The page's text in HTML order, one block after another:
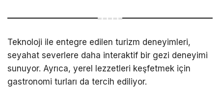
Teknoloji ile entegre edilen turizm deneyimleri,
seyahat severlere daha interaktif bir gezi deneyimi
sunuyor. Ayrıca, yerel lezzetleri keşfetmek için
gastronomi turları da tercih ediliyor.